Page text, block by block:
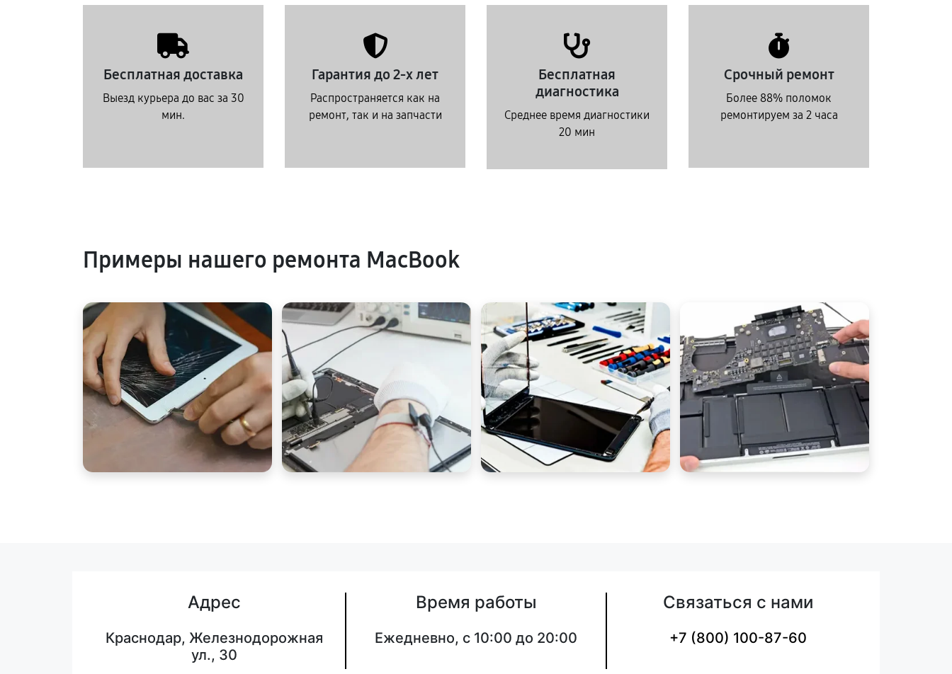
Бесплатная доставка
Выезд курьера до вас за 30
мин.
Гарантия до 2-х лет
Распространяется как на
ремонт, так и на запчасти
Бесплатная
диагностика
Среднее время диагностики
20 мин
Срочный ремонт
Более 88% поломок
ремонтируем за 2 часа
Примеры нашего ремонта MacBook
Адрес
Краснодар, Железнодорожная
ул., 30
Время работы
Ежедневно, с 10:00 до 20:00
Связаться с нами
+7 (800) 100-87-60